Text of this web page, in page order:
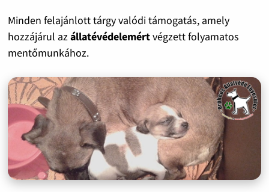
Minden felajánlott tárgy valódi támogatás, amely
hozzájárul azállatévédelemértvégzett folyamatos
mentőmunkához.